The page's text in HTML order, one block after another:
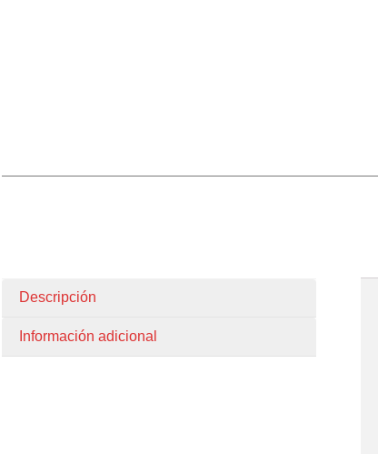
Descripción
Información adicional